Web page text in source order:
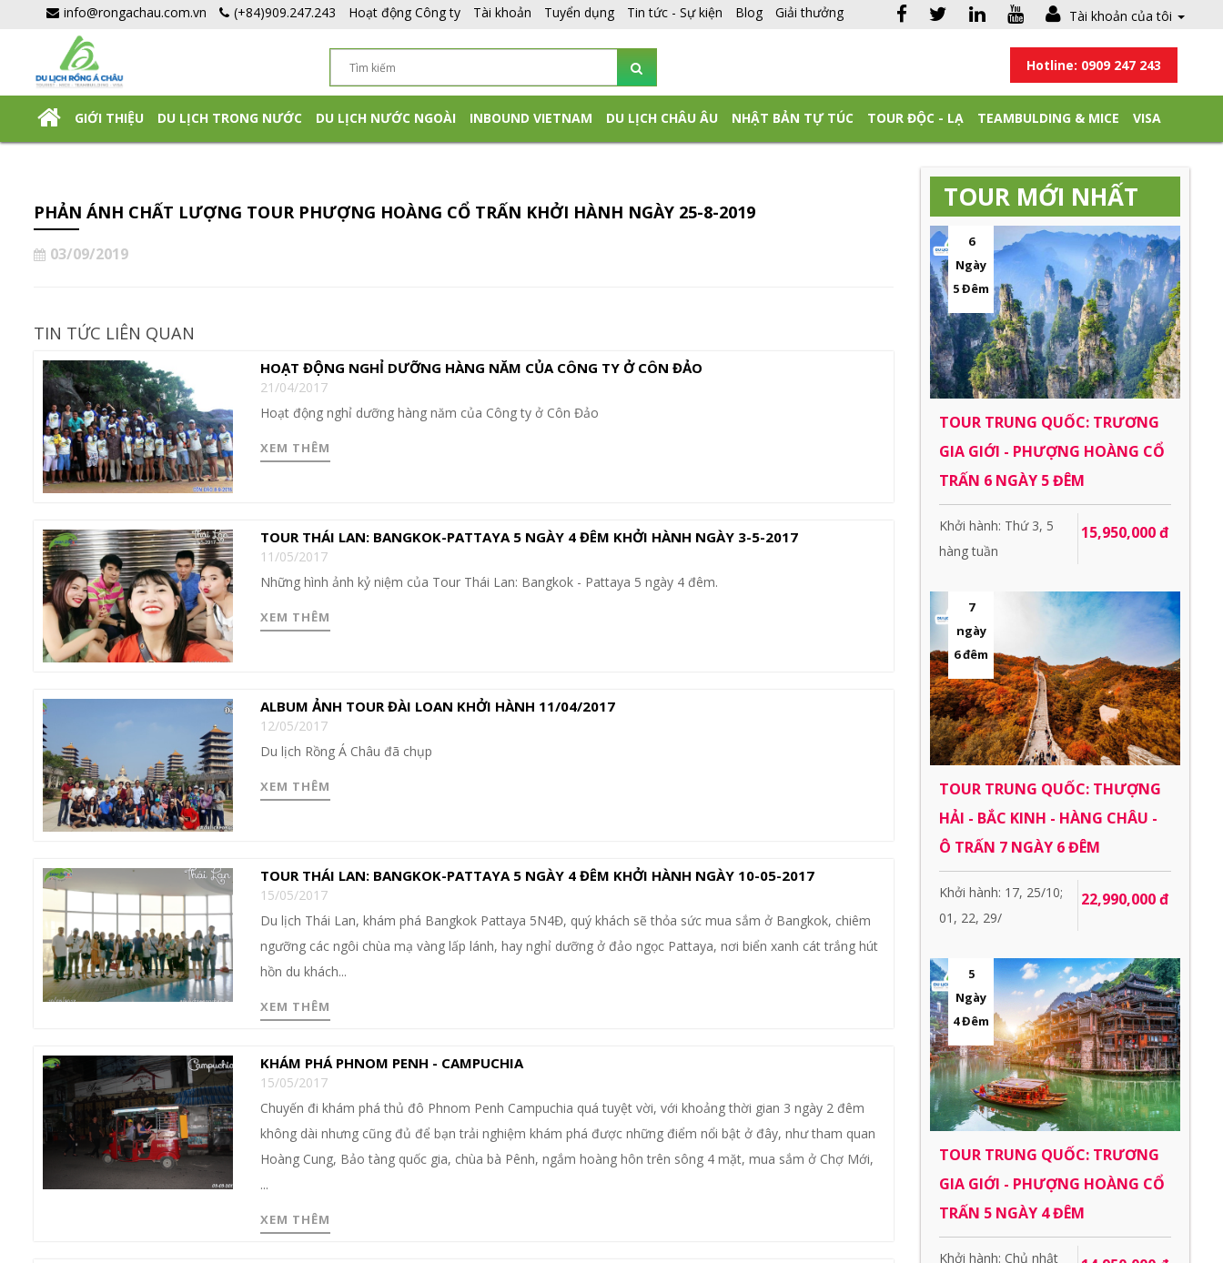
info@rongachau.com.vn (+84)909.247.243 Hoạt động Công ty Tài khoản Tuyển dụng Tin tức - Sự kiện Blog Giải thưởng Tài khoản của tôi
Hotline: 0909 247 243
GIỚI THIỆU DU LỊCH TRONG NƯỚC DU LỊCH NƯỚC NGOÀI INBOUND VIETNAM DU LỊCH CHÂU ÂU NHẬT BẢN TỰ TÚC TOUR ĐỘC - LẠ TEAMBULDING & MICE VISA
PHẢN ÁNH CHẤT LƯỢNG TOUR PHƯỢNG HOÀNG CỔ TRẤN KHỞI HÀNH NGÀY 25-8-2019
03/09/2019
TIN TỨC LIÊN QUAN
HOẠT ĐỘNG NGHỈ DƯỠNG HÀNG NĂM CỦA CÔNG TY Ở CÔN ĐẢO
21/04/2017
Hoạt động nghỉ dưỡng hàng năm của Công ty ở Côn Đảo
XEM THÊM
TOUR THÁI LAN: BANGKOK-PATTAYA 5 NGÀY 4 ĐÊM KHỞI HÀNH NGÀY 3-5-2017
11/05/2017
Những hình ảnh kỷ niệm của Tour Thái Lan: Bangkok - Pattaya 5 ngày 4 đêm.
XEM THÊM
ALBUM ẢNH TOUR ĐÀI LOAN KHỞI HÀNH 11/04/2017
12/05/2017
Du lịch Rồng Á Châu đã chụp
XEM THÊM
TOUR THÁI LAN: BANGKOK-PATTAYA 5 NGÀY 4 ĐÊM KHỞI HÀNH NGÀY 10-05-2017
15/05/2017
Du lịch Thái Lan, khám phá Bangkok Pattaya 5N4Đ, quý khách sẽ thỏa sức mua sắm ở Bangkok, chiêm
ngưỡng các ngôi chùa mạ vàng lấp lánh, hay nghỉ dưỡng ở đảo ngọc Pattaya, nơi biển xanh cát trắng hút
hồn du khách...
XEM THÊM
KHÁM PHÁ PHNOM PENH - CAMPUCHIA
15/05/2017
Chuyến đi khám phá thủ đô Phnom Penh Campuchia quá tuyệt vời, với khoảng thời gian 3 ngày 2 đêm
không dài nhưng cũng đủ để bạn trải nghiệm khám phá được những điểm nổi bật ở đây, như tham quan
Hoàng Cung, Bảo tàng quốc gia, chùa bà Pênh, ngắm hoàng hôn trên sông 4 mặt, mua sắm ở Chợ Mới,
...
XEM THÊM
TOUR MỚI NHẤT
6
Ngày
5 Đêm
TOUR TRUNG QUỐC: TRƯƠNG
GIA GIỚI - PHƯỢNG HOÀNG CỔ
TRẤN 6 NGÀY 5 ĐÊM
Khởi hành: Thứ 3, 5
hàng tuần
15,950,000 đ
7
ngày
6 đêm
TOUR TRUNG QUỐC: THƯỢNG
HẢI - BẮC KINH - HÀNG CHÂU -
Ô TRẤN 7 NGÀY 6 ĐÊM
Khởi hành: 17, 25/10;
01, 22, 29/
22,990,000 đ
5
Ngày
4 Đêm
TOUR TRUNG QUỐC: TRƯƠNG
GIA GIỚI - PHƯỢNG HOÀNG CỔ
TRẤN 5 NGÀY 4 ĐÊM
Khởi hành: Chủ nhật